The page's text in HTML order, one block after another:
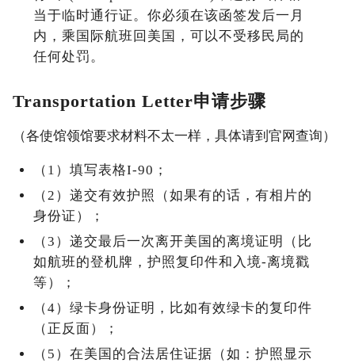
当于临时通行证。你必须在该函签发后一月
内，乘国际航班回美国，可以不受移民局的
任何处罚。
Transportation Letter申请步骤
（各使馆领馆要求材料不太一样，具体请到官网查询）
（1）填写表格I-90；
（2）递交有效护照（如果有的话，有相片的
身份证）；
（3）递交最后一次离开美国的离境证明（比
如航班的登机牌，护照复印件和入境-离境戳
等）；
（4）绿卡身份证明，比如有效绿卡的复印件
（正反面）；
（5）在美国的合法居住证据（如：护照显示